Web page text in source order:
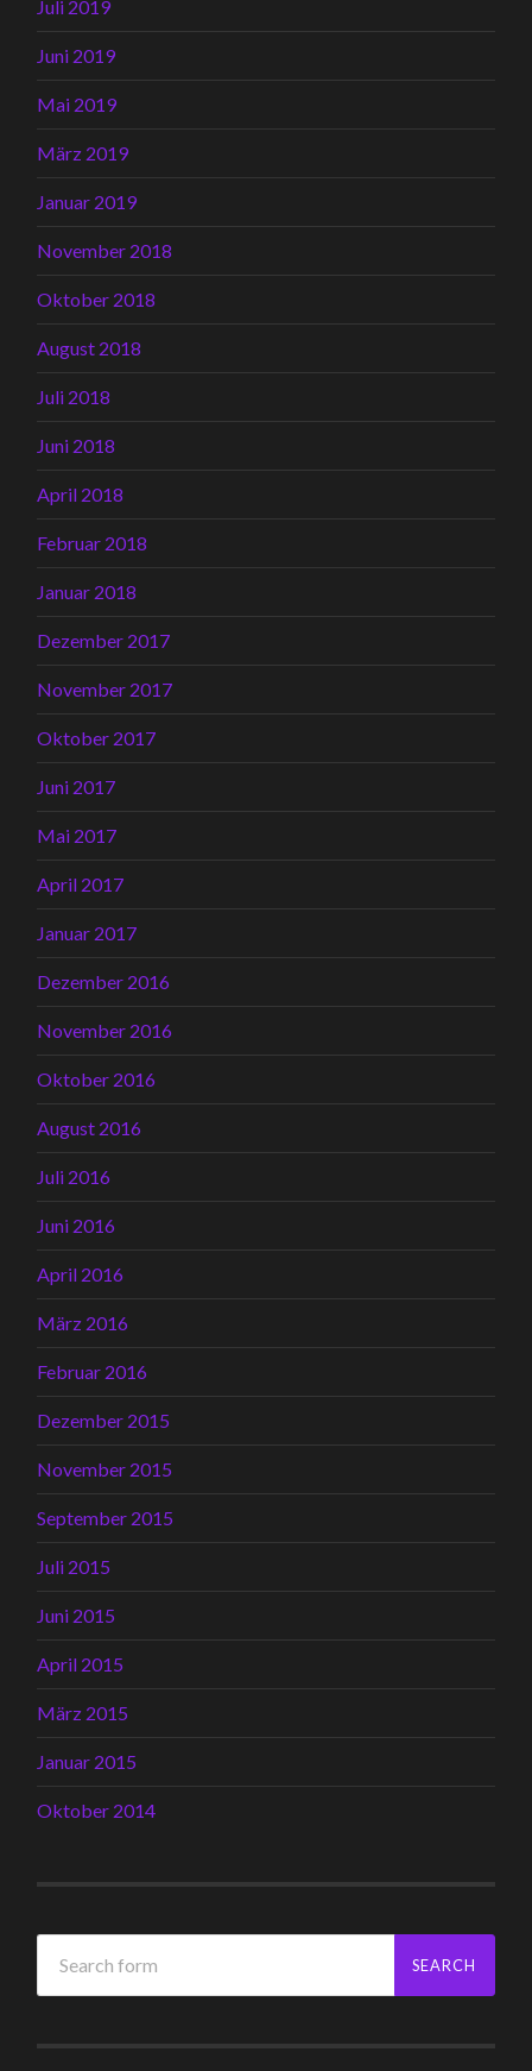
Juli 2019
Juni 2019
Mai 2019
März 2019
Januar 2019
November 2018
Oktober 2018
August 2018
Juli 2018
Juni 2018
April 2018
Februar 2018
Januar 2018
Dezember 2017
November 2017
Oktober 2017
Juni 2017
Mai 2017
April 2017
Januar 2017
Dezember 2016
November 2016
Oktober 2016
August 2016
Juli 2016
Juni 2016
April 2016
März 2016
Februar 2016
Dezember 2015
November 2015
September 2015
Juli 2015
Juni 2015
April 2015
März 2015
Januar 2015
Oktober 2014